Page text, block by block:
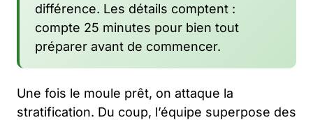
différence. Les détails comptent :
compte 25 minutes pour bien tout
préparer avant de commencer.
Une fois le moule prêt, on attaque la
stratification. Du coup, l’équipe superpose des